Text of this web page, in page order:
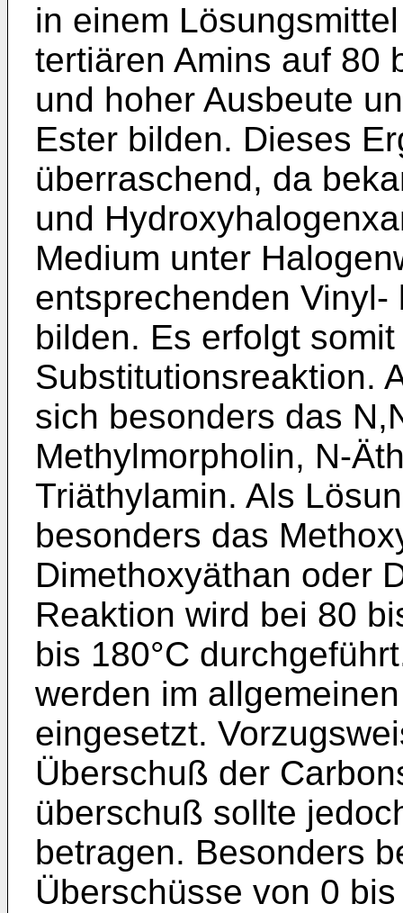
in einem
tertiären Amins auf 80
und hoher Ausbeute
Ester bilden. Dieses
überraschend, da
und
Medium unter
entsprechenden
bilden. Es erfolgt
Substitutionsreaktion.
sich besonders das
Methylmorpholin, N-
Triäthylamin. Als
besonders das
Dimethoxyäthan oder
Reaktion wird bei 80
bis 180°C
werden im
eingesetzt.
Überschuß der
überschuß sollte
betragen. Besonders
Überschüsse von 0